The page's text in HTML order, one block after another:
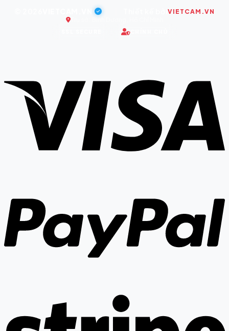
VIETCAM.VN
Trụ sở: Bình Dương, Hồ Chí Minh
CHÍNH CHỦ